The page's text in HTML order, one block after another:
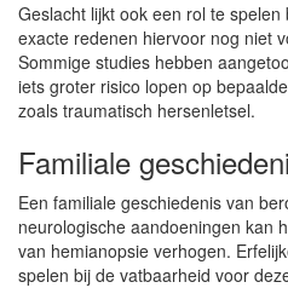
Geslacht lijkt ook een rol te
exacte redenen hiervoor nog niet
Sommige studies hebben
iets groter risico lopen op
zoals traumatisch hersenletsel.
Familiale
Een familiale geschiedenis van
neurologische aandoeningen kan
van hemianopsie verhogen.
spelen bij de vatbaarheid voor